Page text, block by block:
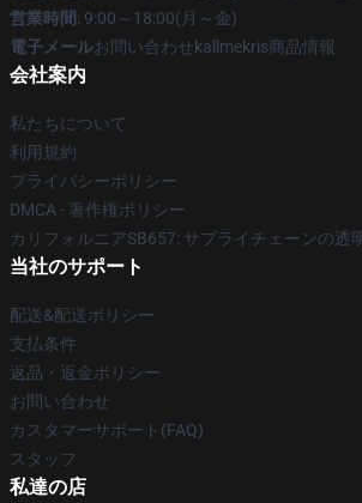
営業時間: 9:00～18:00(月～金)
電子メールお問い合わせkallmekris商品情報
会社案内
私たちについて
利用規約
プライバシーポリシー
DMCA - 著作権ポリシー
カリフォルニアSB657: サプライチェーンの透
当社のサポート
配送&配送ポリシー
支払条件
返品・返金ポリシー
お問い合わせ
カスタマーサポート(FAQ)
スタッフ
私達の店